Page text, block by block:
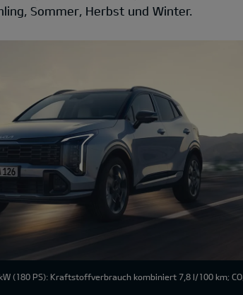
Sommer, Herbst und Winter.
(180 PS): Kraftstoffverbrauch kombiniert 7,8 l/100 km;